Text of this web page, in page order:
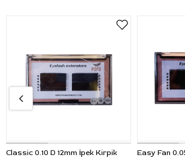
Classic 0.10 D 12mm İpek Kirpik Easy Fan